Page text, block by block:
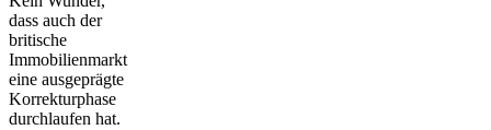
dass auch der
britische
Immobilienmarkt
eine ausgeprägte
Korrekturphase
durchlaufen hat.